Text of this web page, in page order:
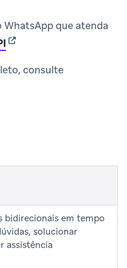
que atenda
(opens in new tab)
consulte
bidirecionais em tempo
solucionar
assistência